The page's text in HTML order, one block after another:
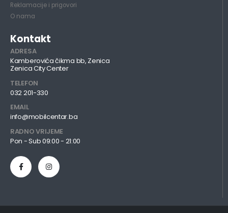
Reklamacije i prigovori
O nama
Kontakt
ADRESA
Kamberovića čikma bb, Zenica
Zenica City Center
TELEFON
032 201-330
EMAIL
info@mobilcentar.ba
RADNO VRIJEME
Pon - Sub 09:00 - 21:00